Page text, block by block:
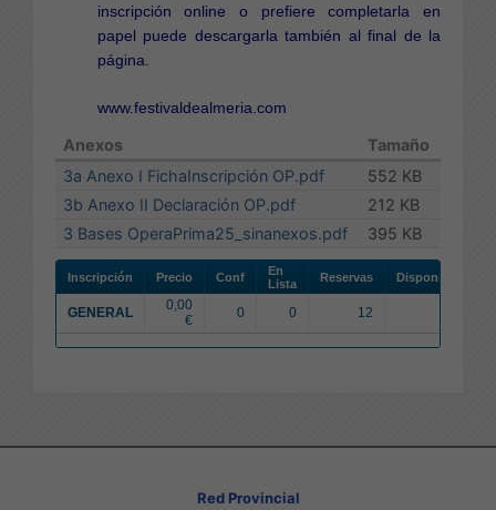
inscripción online o prefiere completarla en
papel puede descargarla también al final de la
página.
www.festivaldealmeria.com
Anexos
Tamaño
3a Anexo I FichaInscripción OP.pdf
552 KB
3b Anexo II Declaración OP.pdf
212 KB
3 Bases OperaPrima25_sinanexos.pdf
395 KB
Inscripción Precio Conf
En
Lista
Reservas Disponibles
GENERAL
0,00
€
0 0 12
Red Provincial